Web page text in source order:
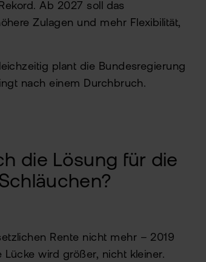
Ab 2027 soll das
Zulagen und mehr Flexibilität,
plant die Bundesregierung
nach einem Durchbruch.
die Lösung für die
Rente nicht mehr – 2019
wird größer, nicht kleiner.